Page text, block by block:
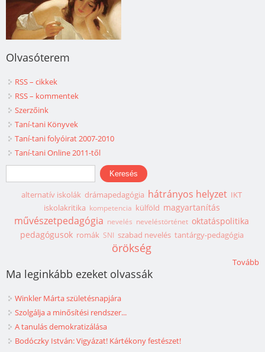
Olvasóterem
RSS – cikkek
RSS – kommentek
Szerzőink
Taní-tani Könyvek
Taní-tani folyóirat 2007-2010
Taní-tani Online 2011-től
Keresés űrlap
Keresés
alternatív iskolák drámapedagógia hátrányos helyzet IKT
iskolakritika kompetencia külföld magyartanítás
művészetpedagógia nevelés neveléstörténet oktatáspolitika
pedagógusok romák SNI szabad nevelés tantárgy-pedagógia
örökség
Tovább
Ma leginkább ezeket olvassák
Winkler Márta születésnapjára
Szolgálja a minősítési rendszer...
A tanulás demokratizálása
Bodóczky István: Vigyázat! Kártékony festészet!